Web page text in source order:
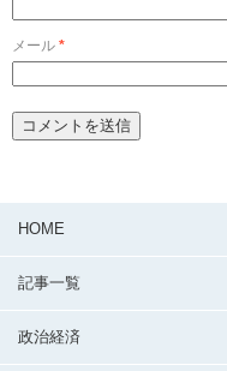
メール *
HOME
記事一覧
政治経済